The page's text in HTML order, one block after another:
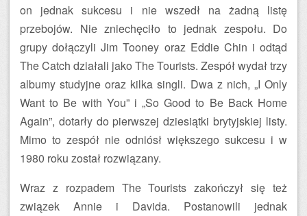
on jednak sukcesu i nie wszedł na żadną listę
przebojów. Nie zniechęciło to jednak zespołu. Do
grupy dołączyli Jim Tooney oraz Eddie Chin i odtąd
The Catch działali jako The Tourists. Zespół wydał trzy
albumy studyjne oraz kilka singli. Dwa z nich, „I Only
Want to Be with You” i „So Good to Be Back Home
Again”, dotarły do pierwszej dziesiątki brytyjskiej listy.
Mimo to zespół nie odniósł większego sukcesu i w
1980 roku został rozwiązany.
Wraz z rozpadem The Tourists zakończył się też
związek Annie i Davida. Postanowili jednak